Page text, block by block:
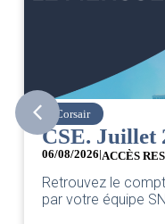
Corsair
CSE. Juillet
06/08/2026|ACCÈS
Retrouvez le
par votre équipe